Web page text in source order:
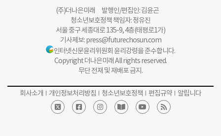
(주)더나은미래 발행인/편집인: 김윤곤
청소년보호정책 책임자: 정유진
서울 중구 세종대로 135-9, 4층(태평로1가)
기사제보:press@futurechosun.com
인터넷신문윤리위원회 윤리강령을 준수합니다.
Copyright 더나은미래 All rights reserved.
무단 전재 및 재배포 금지.
회사소개 개인정보처리방침 청소년보호정책 편집규약 알립니다